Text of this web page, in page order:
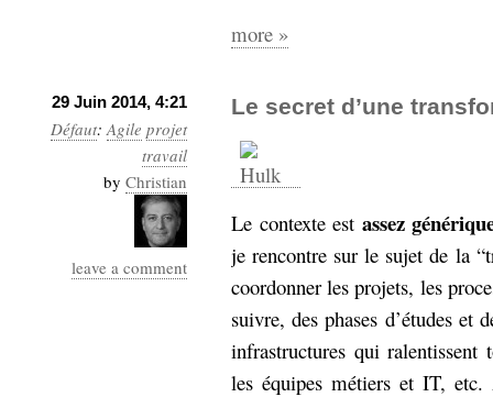
more »
29 Juin 2014, 4:21
Défaut:Agile projet
travail
by Christian
leave a comment
Le secret d’une
Le contexte est assez
je rencontre sur le sujet de la
coordonner les projets, les
suivre, des phases d’études et
infrastructures qui ralentissent
les équipes métiers et IT,